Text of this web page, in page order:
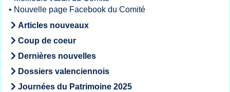
• Nouvelle page Facebook du Comité
Articles nouveaux
Coup de coeur
Dernières nouvelles
Dossiers valenciennois
Journées du Patrimoine 2025